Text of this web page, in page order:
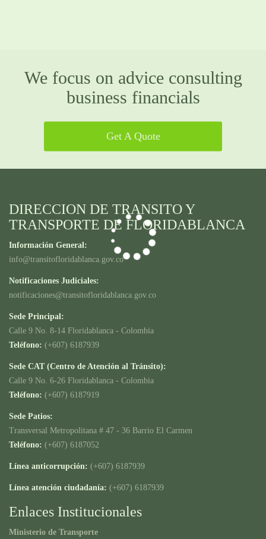
We focus on advice consulting
business financials
Get A Quote
DIRECCION DE TRANSITO Y
TRANSPORTE DE FLORIDABLANCA
Información General:
info@transitofloridablanca.gov.co
Notificaciones Judiciales:
notificaciones@transitofloridablanca.gov.co
Sede Principal:
Calle 9 No. 8-14 Floridablanca - Colombia
Teléfono: (+607) 6187939
Sede CAT (Centro de Atención al Tránsito):
Calle 9 No. 6-26 Floridablanca - Colombia
Teléfono: (+607) 6187919
Sede Patios:
Transversal Metropolitana # 47 - 36 Barrio El Carmen
Teléfono: (+607) 6187052
Línea anticorrupción: (+607) 6187939
Línea atención ciudadanía: (+607) 6187939
Enlaces Institucionales
Ministerio de Transporte